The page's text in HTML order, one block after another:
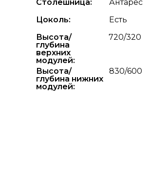
Высота/
глубина
верхних
модулей:
720/320
Высота/
глубина нижних
модулей:
830/600
Есть
Цоколь:
Столешница: Антарес